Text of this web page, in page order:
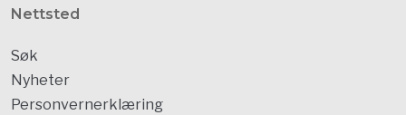
Nettsted
Søk
Nyheter
Personvernerklæring